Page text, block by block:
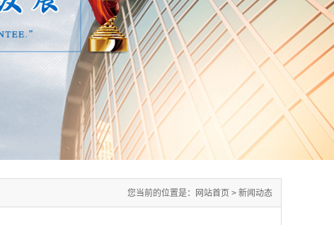
您当前的位置是： 网站首页 > 新闻动态